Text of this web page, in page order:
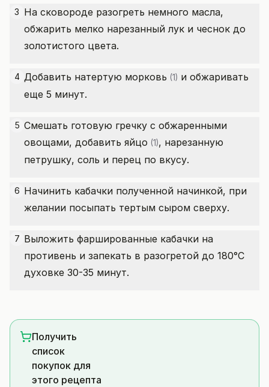
3 На сковороде разогреть немного масла,
обжарить мелко нарезанный лук и чеснок до
золотистого цвета.
4 Добавить натертую морковь (1) и обжаривать
еще 5 минут.
5 Смешать готовую гречку с обжаренными
овощами, добавить яйцо (1), нарезанную
петрушку, соль и перец по вкусу.
6 Начинить кабачки полученной начинкой, при
желании посыпать тертым сыром сверху.
7 Выложить фаршированные кабачки на
противень и запекать в разогретой до 180°C
духовке 30-35 минут.
Получить
список
покупок для
этого рецепта